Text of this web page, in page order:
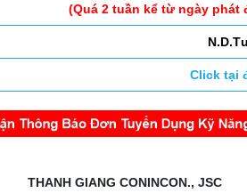
(Quá 2 tuần kể từ ngày phát
Click tại
THANH GIANG CONINCON., JSC